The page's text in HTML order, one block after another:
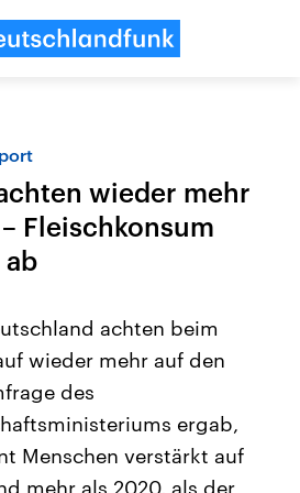
Anhalt
6.
neuen
aus
Hintergründe
Wirtschaftlich und
gehören die Vereinigten
mit großem Einfluss auf
wieder mehr
Fleischkonsum
achten beim
wieder mehr auf den
des
ergab,
Menschen verstärkt auf
mehr als 2020, als der